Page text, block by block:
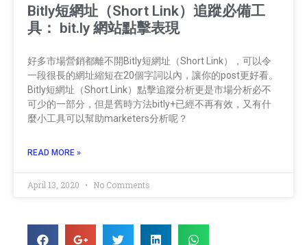
Bitly短網址（Short Link）追蹤必備工
具： bit.ly 網站點擊表現​
好多市場營銷都離不開Bitly短網址（Short Link），可以令
一段很長的網址縮短在20個字詞以內，讓你的post更好看。
Bitly短網址（Short Link）點擊追蹤分析更是市場分析必不
可少的一部分，但是舊時方法bitly+已經不再有效，又有什
麼小工具可以幫助marketers分析呢？
READ MORE »
April 13, 2020 No Comments